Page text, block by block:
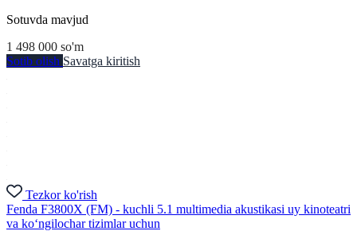
Sotuvda mavjud
1 498 000 so'm
Sotib olish Savatga kiritish
Tezkor ko'rish
Fenda F3800X (FM) - kuchli 5.1 multimedia akustikasi uy kinoteatri
va ko‘ngilochar tizimlar uchun